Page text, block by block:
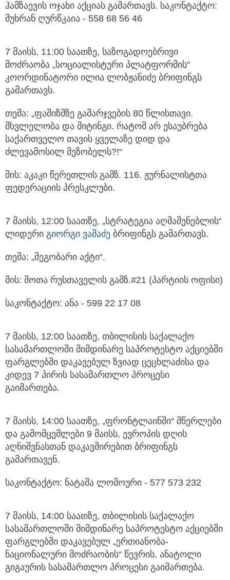
ჰამზაევის ოჯახი აქციას გამართავს. საკონტაქტო:
მუხრან ღურწკაია - 558 68 56 46
7 მაისს, 11:00 საათზე, საზოგადოებრივი
მოძრაობა „სოციალისტური პლატფორმის“
კოორდინატორი ილია ლობჟანიძე ბრიფინგს
გამართავს.
თემა: „ფაშიზმზე გამარჯვების 80 წლისთავი.
მსვლელობა და მიტინგი. რატომ არ ესაუბრება
საქართველო თავის ყველაზე დიდ და
ძლევამოსილ მეზობელს?!“
მის: აკაკი წერეთლის გამზ. 116. ჟურნალისტთა
ფედერაციის პრესკლუბი.
7 მაისს, 12:00 საათზე, „სტრატეგია აღმაშენებლის“
ლიდერი გიორგი ვაშაძე ბრიფინგს გამართავს.
თემა: „მეგობარი აქტი“.
მის: შოთა რუსთაველის გამზ.#21 (პარტიის ოფისი)
საკონტაქტო: ანა - 599 22 17 08
7 მაისს, 12:00 საათზე, თბილისის საქალაქო
სასამართლოში მიმდინარე საპროტესტო აქციებში
ფარგლებში დაკავებულ ზვიად ცეცხლაძისა და
კიდევ 7 პირის სასამართლო პროცესი
გაიმართება.
7 მაისს, 14:00 საათზე, „ფრონტლაინში“ მწერლები
და გამომცემლები 9 მაისს, ევროპის დღის
აღნიშვნასთან დაკავშირებით ბრიფინგს
გამართავენ.
საკონტაქტო: ნატაშა ლომოური - 577 573 232
7 მაისს, 14:00 საათზე, თბილისის საქალაქო
სასამართლოში მიმდინარე საპროტესტო აქციებში
ფარგლებში დაკავებულ „ერთიანობა-
ნაციონალური მოძრაობის“ წევრის, ანატოლი
გიგაურის სასამართლო პროცესი გაიმართება.